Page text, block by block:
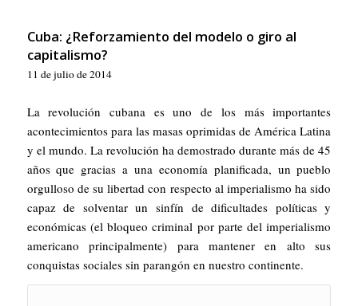
Cuba: ¿Reforzamiento del modelo o giro al
capitalismo?
11 de julio de 2014
La revolución cubana es uno de los más importantes
acontecimientos para las masas oprimidas de América Latina
y el mundo. La revolución ha demostrado durante más de 45
años que gracias a una economía planificada, un pueblo
orgulloso de su libertad con respecto al imperialismo ha sido
capaz de solventar un sinfín de dificultades políticas y
económicas (el bloqueo criminal por parte del imperialismo
americano principalmente) para mantener en alto sus
conquistas sociales sin parangón en nuestro continente.